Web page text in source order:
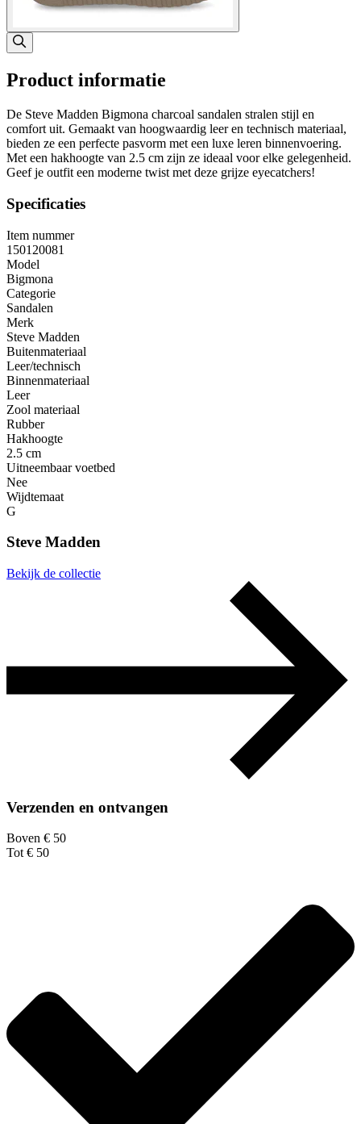
Product informatie
De Steve Madden Bigmona charcoal sandalen stralen stijl en
comfort uit. Gemaakt van hoogwaardig leer en technisch materiaal,
bieden ze een perfecte pasvorm met een luxe leren binnenvoering.
Met een hakhoogte van 2.5 cm zijn ze ideaal voor elke gelegenheid.
Geef je outfit een moderne twist met deze grijze eyecatchers!
Specificaties
Item nummer
150120081
Model
Bigmona
Categorie
Sandalen
Merk
Steve Madden
Buitenmateriaal
Leer/technisch
Binnenmateriaal
Leer
Zool materiaal
Rubber
Hakhoogte
2.5 cm
Uitneembaar voetbed
Nee
Wijdtemaat
G
Steve Madden
Bekijk de collectie
Verzenden en ontvangen
Boven € 50
Tot € 50